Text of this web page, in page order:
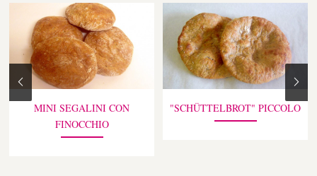
MINI SEGALINI CON
FINOCCHIO
"SCHÜTTELBROT" PICCOLO